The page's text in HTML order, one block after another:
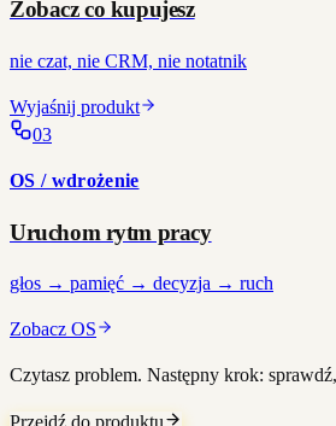
Zobacz co kupujesz
nie czat, nie CRM, nie notatnik
Wyjaśnij produkt
03
OS / wdrożenie
Uruchom rytm pracy
głos → pamięć → decyzja → ruch
Zobacz OS
Czytasz problem. Następny krok: